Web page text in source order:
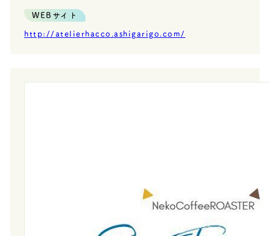
WEBサイト
http://atelierhacco.ashigarigo.com/